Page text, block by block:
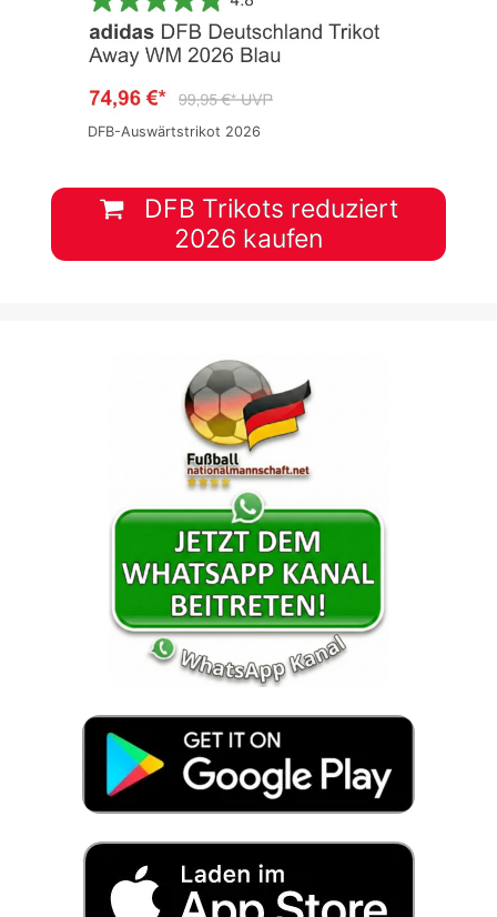
DFB-Auswärtstrikot 2026
DFB Trikots reduziert
2026 kaufen